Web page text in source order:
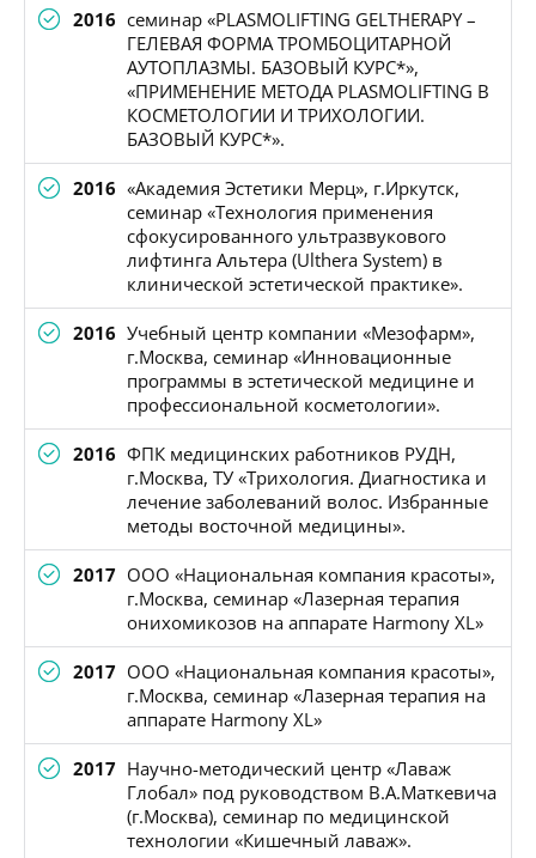
2016 семинар «PLASMOLIFTING GELTHERAPY –
ГЕЛЕВАЯ ФОРМА ТРОМБОЦИТАРНОЙ
АУТОПЛАЗМЫ. БАЗОВЫЙ КУРС*»,
«ПРИМЕНЕНИЕ МЕТОДА PLASMOLIFTING В
КОСМЕТОЛОГИИ И ТРИХОЛОГИИ.
БАЗОВЫЙ КУРС*».
2016 «Академия Эстетики Мерц», г.Иркутск,
семинар «Технология применения
сфокусированного ультразвукового
лифтинга Альтера (Ulthera System) в
клинической эстетической практике».
2016 Учебный центр компании «Мезофарм»,
г.Москва, семинар «Инновационные
программы в эстетической медицине и
профессиональной косметологии».
2016 ФПК медицинских работников РУДН,
г.Москва, ТУ «Трихология. Диагностика и
лечение заболеваний волос. Избранные
методы восточной медицины».
2017 ООО «Национальная компания красоты»,
г.Москва, семинар «Лазерная терапия
онихомикозов на аппарате Harmony XL»
2017 ООО «Национальная компания красоты»,
г.Москва, семинар «Лазерная терапия на
аппарате Harmony XL»
2017 Научно-методический центр «Лаваж
Глобал» под руководством В.А.Маткевича
(г.Москва), семинар по медицинской
технологии «Кишечный лаваж».